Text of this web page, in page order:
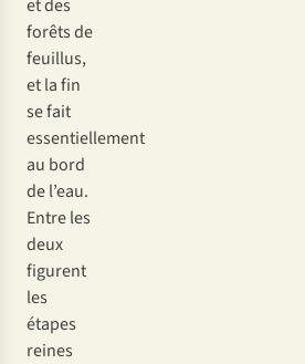
et des
forêts de
feuillus,
et la fin
se fait
essentiellement
au bord
de l’eau.
Entre les
deux
figurent
les
étapes
reines